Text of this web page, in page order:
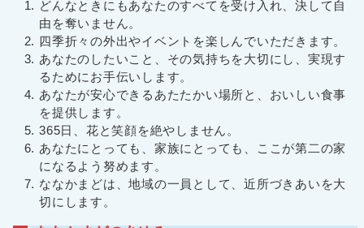
どんなときにもあなたのすべてを受け入れ、決して自
由を奪いません。
四季折々の外出やイベントを楽しんでいただきます。
あなたのしたいこと、その気持ちを大切にし、実現す
るためにお手伝いします。
あなたが安心できるあたたかい場所と、おいしい食事
を提供します。
365日、花と笑顔を絶やしません。
あなたにとっても、家族にとっても、ここが第二の家
になるよう努めます。
ななかまどは、地域の一員として、近所づきあいを大
切にします。